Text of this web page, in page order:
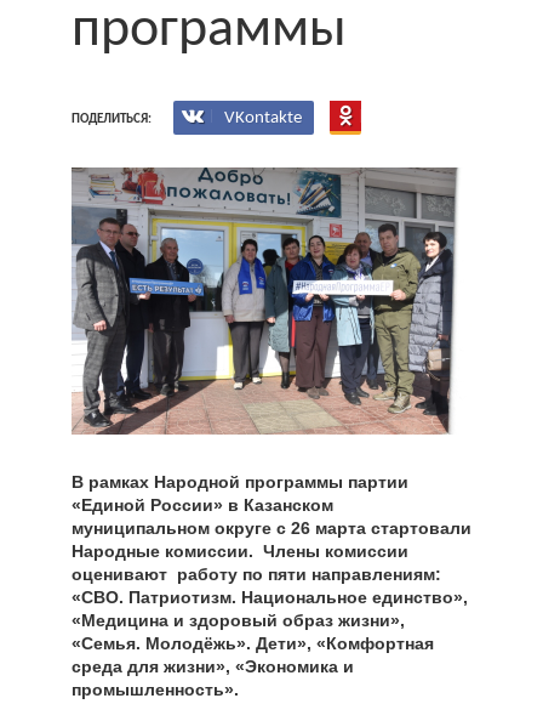
программы
ПОДЕЛИТЬСЯ: VKontakte
В рамках Народной программы партии
«Единой России» в Казанском
муниципальном округе с 26 марта стартовали
Народные комиссии. Члены комиссии
оценивают работу по пяти направлениям:
«СВО. Патриотизм. Национальное единство»,
«Медицина и здоровый образ жизни»,
«Семья. Молодёжь». Дети», «Комфортная
среда для жизни», «Экономика и
промышленность».